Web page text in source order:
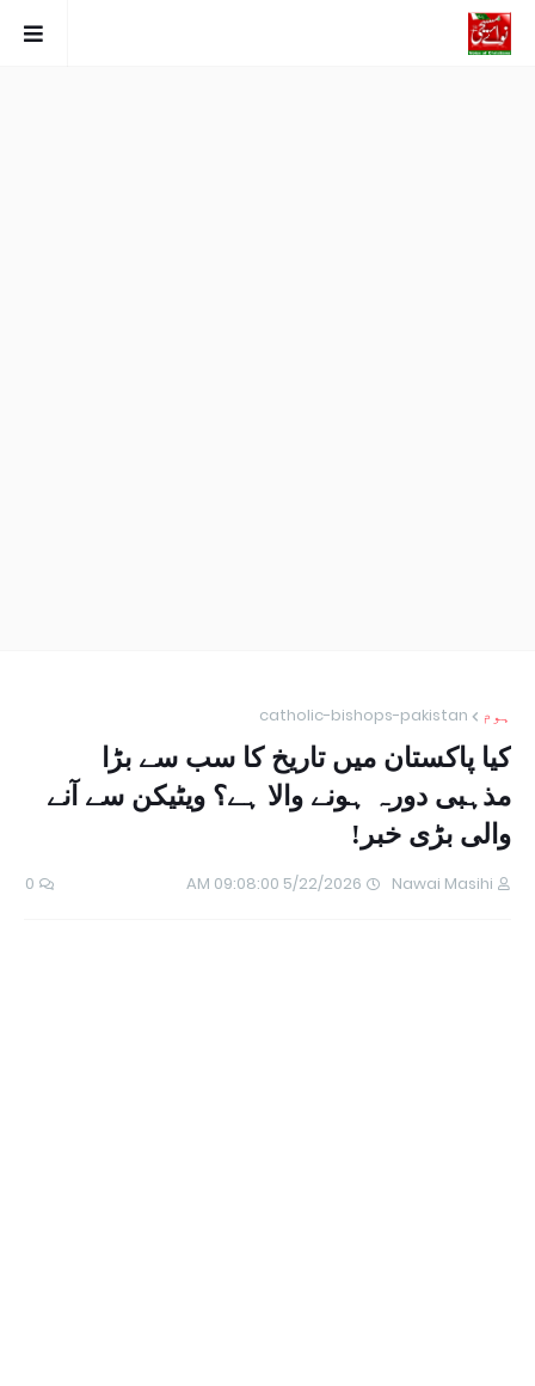
ہوم catholic-bishops-pakistan
کیا پاکستان میں تاریخ کا سب سے بڑا
مذہبی دورہ ہونے والا ہے؟ ویٹیکن سے آنے
والی بڑی خبر!
Nawai Masihi
5/22/2026 09:08:00 AM
0